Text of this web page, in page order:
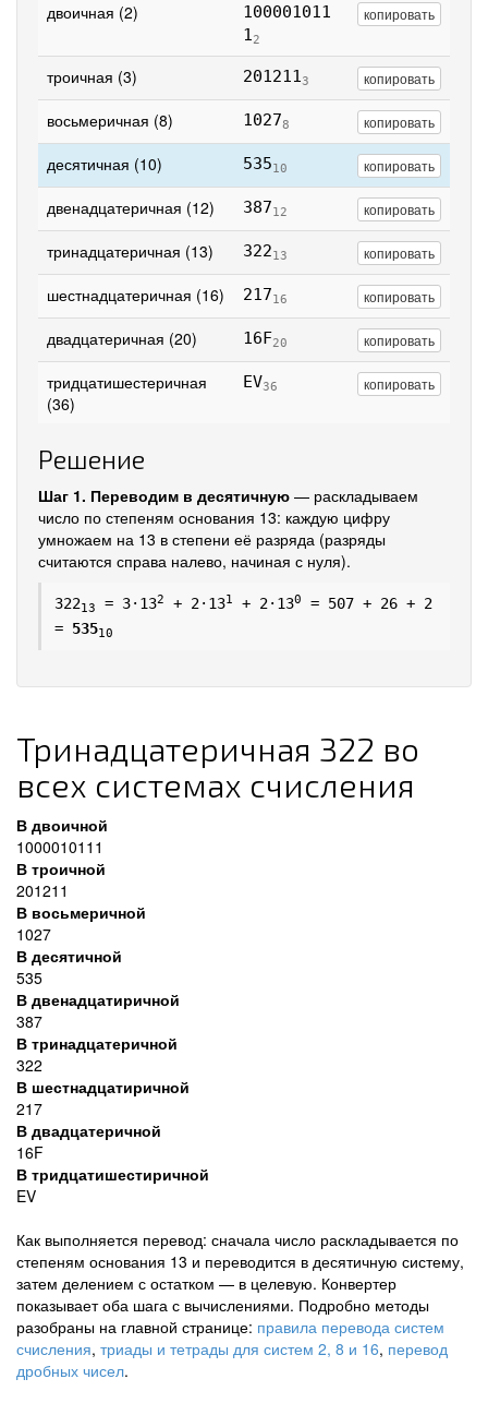
двоичная (2)
100001011
12
копировать
троичная (3) 2012113 копировать
восьмеричная (8) 10278 копировать
десятичная (10) 53510 копировать
двенадцатеричная (12) 38712 копировать
тринадцатеричная (13) 32213 копировать
шестнадцатеричная (16) 21716 копировать
двадцатеричная (20) 16F20 копировать
тридцатишестеричная
(36)
EV36 копировать
Решение
Шаг 1. Переводим в десятичную — раскладываем
число по степеням основания 13: каждую цифру
умножаем на 13 в степени её разряда (разряды
считаются справа налево, начиная с нуля).
32213 = 3·132 + 2·131 + 2·130
= 507 + 26 + 2
= 53510
Тринадцатеричная 322 во
всех системах счисления
В двоичной
1000010111
В троичной
201211
В восьмеричной
1027
В десятичной
535
В двенадцатиричной
387
В тринадцатеричной
322
В шестнадцатиричной
217
В двадцатеричной
16F
В тридцатишестиричной
EV
Как выполняется перевод: сначала число раскладывается по
степеням основания 13 и переводится в десятичную систему,
затем делением с остатком — в целевую. Конвертер
показывает оба шага с вычислениями. Подробно методы
разобраны на главной странице: правила перевода систем
счисления, триады и тетрады для систем 2, 8 и 16, перевод
дробных чисел.